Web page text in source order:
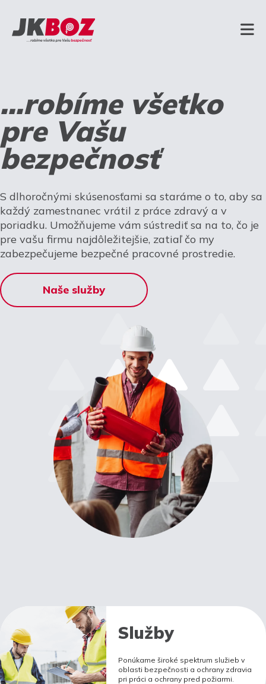
...robíme všetko
pre Vašu
bezpečnosť
S dlhoročnými skúsenosťami sa staráme o to, aby sa
každý zamestnanec vrátil z práce zdravý a v
poriadku. Umožňujeme vám sústrediť sa na to, čo je
pre vašu firmu najdôležitejšie, zatiaľ čo my
zabezpečujeme bezpečné pracovné prostredie.
Naše služby
Služby
Ponúkame široké spektrum služieb v
oblasti bezpečnosti a ochrany zdravia
pri práci a ochrany pred požiarmi.